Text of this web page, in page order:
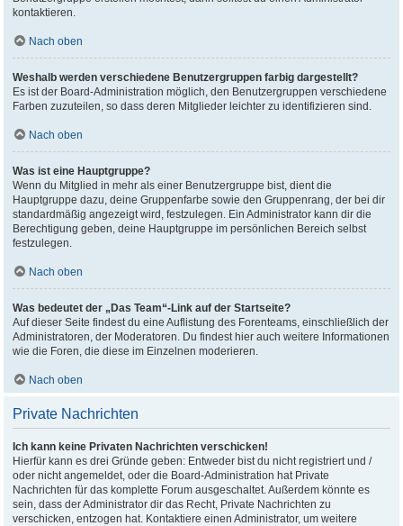
kontaktieren.
Nach oben
Weshalb werden verschiedene Benutzergruppen farbig dargestellt?
Es ist der Board-Administration möglich, den Benutzergruppen verschiedene
Farben zuzuteilen, so dass deren Mitglieder leichter zu identifizieren sind.
Nach oben
Was ist eine Hauptgruppe?
Wenn du Mitglied in mehr als einer Benutzergruppe bist, dient die
Hauptgruppe dazu, deine Gruppenfarbe sowie den Gruppenrang, der bei dir
standardmäßig angezeigt wird, festzulegen. Ein Administrator kann dir die
Berechtigung geben, deine Hauptgruppe im persönlichen Bereich selbst
festzulegen.
Nach oben
Was bedeutet der „Das Team“-Link auf der Startseite?
Auf dieser Seite findest du eine Auflistung des Forenteams, einschließlich der
Administratoren, der Moderatoren. Du findest hier auch weitere Informationen
wie die Foren, die diese im Einzelnen moderieren.
Nach oben
Private Nachrichten
Ich kann keine Privaten Nachrichten verschicken!
Hierfür kann es drei Gründe geben: Entweder bist du nicht registriert und /
oder nicht angemeldet, oder die Board-Administration hat Private
Nachrichten für das komplette Forum ausgeschaltet. Außerdem könnte es
sein, dass der Administrator dir das Recht, Private Nachrichten zu
verschicken, entzogen hat. Kontaktiere einen Administrator, um weitere